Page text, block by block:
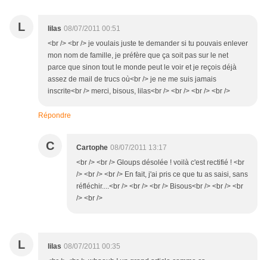
L lilas 08/07/2011 00:51
<br /> <br /> je voulais juste te demander si tu pouvais enlever
mon nom de famille, je préfère que ça soit pas sur le net
parce que sinon tout le monde peut le voir et je reçois déjà
assez de mail de trucs où<br /> je ne me suis jamais
inscrite<br /> merci, bisous, lilas<br /> <br /> <br /> <br />
Répondre
C Cartophe 08/07/2011 13:17
<br /> <br /> Gloups désolée ! voilà c'est rectifié ! <br
/> <br /> <br /> En fait, j'ai pris ce que tu as saisi, sans
réfléchir....<br /> <br /> <br /> Bisous<br /> <br /> <br
/> <br />
L lilas 08/07/2011 00:35